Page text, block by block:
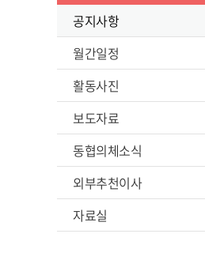
공지사항
월간일정
활동사진
보도자료
동협의체소식
외부추천이사
자료실